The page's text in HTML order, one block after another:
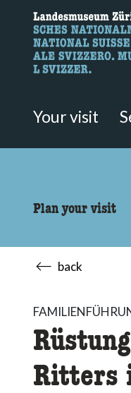
Here you can
Your visit
Plan your visit
back
Ritters